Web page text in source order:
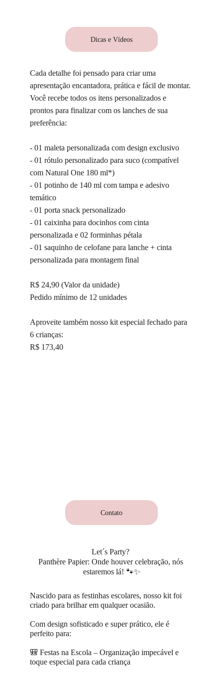
Dicas e Vídeos
Cada detalhe foi pensado para criar uma
apresentação encantadora, prática e fácil de montar.
Você recebe todos os itens personalizados e
prontos para finalizar com os lanches de sua
preferência:
- 01 maleta personalizada com design exclusivo
- 01 rótulo personalizado para suco (compatível
com Natural One 180 ml*)
- 01 potinho de 140 ml com tampa e adesivo
temático
- 01 porta snack personalizado
- 01 caixinha para docinhos com cinta
personalizada e 02 forminhas pétala
- 01 saquinho de celofane para lanche + cinta
personalizada para montagem final
R$ 24,90 (Valor da unidade)
Pedido mínimo de 12 unidades
Aproveite também nosso kit especial fechado para
6 crianças:
R$ 173,40
Contato
Nascido para as festinhas escolares, nosso kit foi
criado para brilhar em qualquer ocasião.
Com design sofisticado e super prático, ele é
perfeito para:
🎒 Festas na Escola – Organização impecável e
toque especial para cada criança
Let´s Party?
Panthère Papier: Onde houver celebração, nós
estaremos lá! 🐾✨